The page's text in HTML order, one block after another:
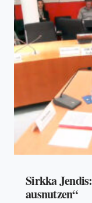
Sirkka
ausnutzen“